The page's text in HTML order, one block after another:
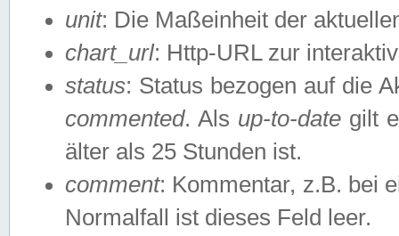
unit: Die Maßeinheit der
chart_url: Http-URL zur
status: Status bezogen auf die
commented. Als up-to-date gilt
älter als 25 Stunden ist.
comment: Kommentar, z.B. bei
Normalfall ist dieses Feld leer.